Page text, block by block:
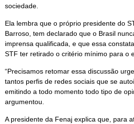
sociedade.
Ela lembra que o próprio presidente do
Barroso, tem declarado que o Brasil
imprensa qualificada, e que essa
STF ter retirado o critério mínimo para o
“Precisamos retomar essa discussão
tantos perfis de redes sociais que se
emitindo a todo momento todo tipo de
argumentou.
A presidente da Fenaj explica que, para